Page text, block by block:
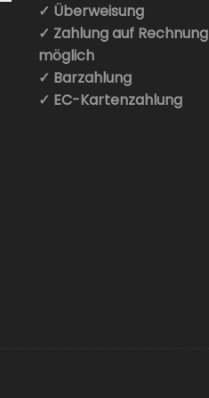
✓ Überweisung
✓ Zahlung auf Rechnung
möglich
✓ Barzahlung
✓ EC-Kartenzahlung